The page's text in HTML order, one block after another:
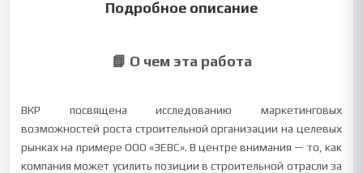
Подробное описание
📘 О чем эта работа
ВКР посвящена исследованию маркетинговых
возможностей роста строительной организации на целевых
рынках на примере ООО «ЗЕВС». В центре внимания — то, как
компания может усилить позиции в строительной отрасли за